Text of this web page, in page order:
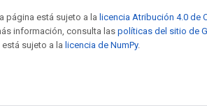
página está sujeto a la licencia Atribución 4.0 de
información, consulta las políticas del sitio de
sujeto a la licencia de NumPy.